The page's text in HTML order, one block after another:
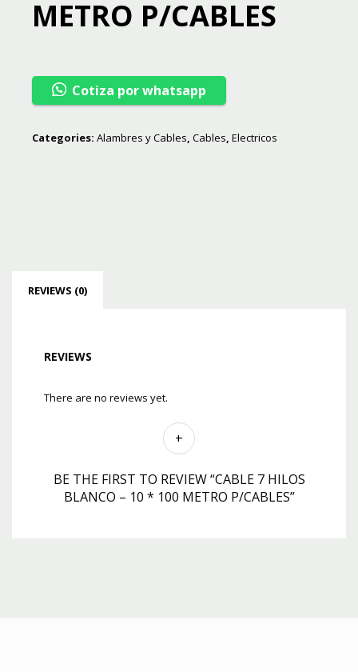
METRO P/CABLES
Cotiza por whatsapp
Categories: Alambres y Cables, Cables, Electricos
REVIEWS (0)
REVIEWS
There are no reviews yet.
BE THE FIRST TO REVIEW “CABLE 7 HILOS
BLANCO – 10 * 100 METRO P/CABLES”